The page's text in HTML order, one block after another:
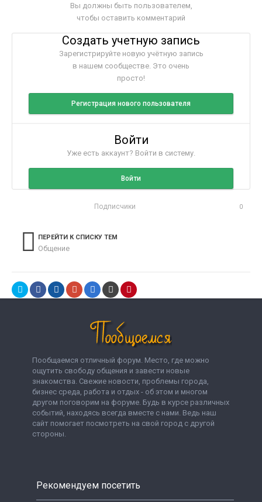
Вы должны быть пользователем,
чтобы оставить комментарий
Создать учетную запись
Зарегистрируйте новую учётную запись
в нашем сообществе. Это очень
просто!
Регистрация нового пользователя
Войти
Уже есть аккаунт? Войти в систему.
Войти
Подписчики 0
ПЕРЕЙТИ К СПИСКУ ТЕМ
Общение
Пообщаемся отличный форум. Место, где можно
ощутить свободу общения и завести новые
знакомства. Свежие новости, проблемы города,
бизнес среда, работа и отдых - об этом и многом
другом поговорим на форуме. Будь в курсе различных
событий, находясь всегда вместе с нами. Ведь наш
сайт помогает посмотреть на свой город с другой
стороны.
Рекомендуем посетить